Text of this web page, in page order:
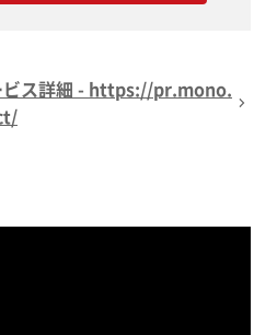
ビス詳細 - https://pr.mono.